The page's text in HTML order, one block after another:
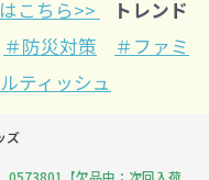
こちら>>
トレンド
＃防災対策
＃ファミ
ティッシュ
ズ